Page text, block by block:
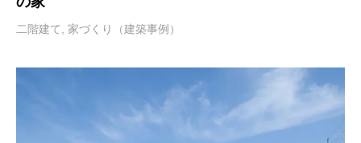
二階建て, 家づくり（建築事例）